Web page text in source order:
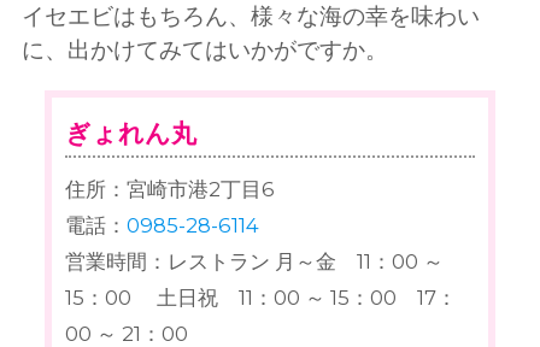
イセエビはもちろん、様々な海の幸を味わい
に、出かけてみてはいかがですか。
ぎょれん丸
住所：宮崎市港2丁目6
電話：0985-28-6114
営業時間：レストラン 月～金 11：00 ～
15：00 土日祝 11：00 ～ 15：00 17：
00 ～ 21：00